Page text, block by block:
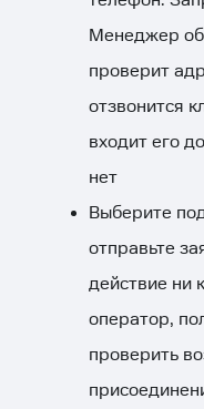
Менеджер
проверит
отзвонится
входит его
нет
Выберите
отправьте
действие ни
оператор,
проверить